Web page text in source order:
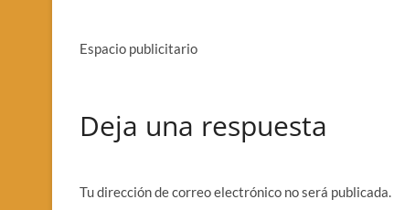
Espacio publicitario
Deja una respuesta
Tu dirección de correo electrónico no será publicada.